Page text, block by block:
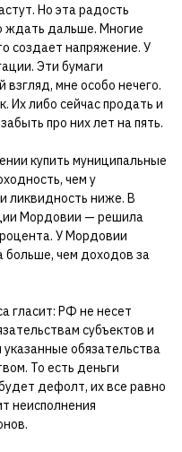
Но эта радость
ждать дальше. Многие
создает напряжение. У
Эти бумаги
мне особо нечего.
Их либо сейчас продать и
про них лет на пять.
купить муниципальные
чем у
ликвидность ниже. В
Мордовии — решила
У Мордовии
больше, чем доходов за
гласит: РФ не несет
субъектов и
обязательства
То есть деньги
дефолт, их все равно
неисполнения